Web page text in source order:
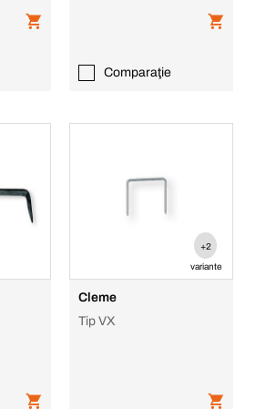
Comparaţie
+2
variante
Cleme
Tip VX